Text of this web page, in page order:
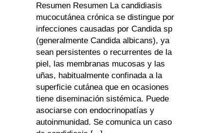
Resumen Resumen La candidiasis
mucocutánea crónica se distingue por
infecciones causadas por Candida sp
(generalmente Candida albicans), ya
sean persistentes o recurrentes de la
piel, las membranas mucosas y las
uñas, habitualmente confinada a la
superficie cutánea que en ocasiones
tiene diseminación sistémica. Puede
asociarse con endocrinopatías y
autoinmunidad. Se comunica un caso